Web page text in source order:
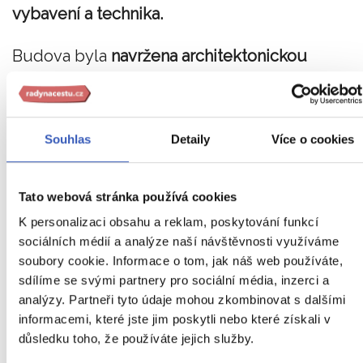
Souhlas Detaily Více o cookies
Tato webová stránka používá cookies
K personalizaci obsahu a reklam, poskytování funkcí
sociálních médií a analýze naší návštěvnosti využíváme
soubory cookie. Informace o tom, jak náš web používáte,
sdílíme se svými partnery pro sociální média, inzerci a
analýzy. Partneři tyto údaje mohou zkombinovat s dalšími
informacemi, které jste jim poskytli nebo které získali v
důsledku toho, že používáte jejich služby.
vybavení a technika.
Budova byla navržena architektonickou
legendou s přezdívkou „královna křivek“,
(britská architektka
malířka iráckého původu).
kterým se hledí přes čtyři poschodí ke
skleněnému stropu. Nový hotel se může
pochlubit 93 luxusními pokoji a apartmány,
každý z nich je vybaven 65palcovou 4K LED
televizí, barem s příslušenstvím pro přípravu
kávy a čaje, bezplatným wi-fi a špičkovým